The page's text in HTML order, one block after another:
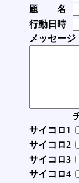
題 名
行動日時
メッセージ
サイコロ1
サイコロ2
サイコロ3
サイコロ4